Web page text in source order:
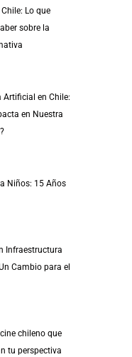
Lo que
sobre la
Artificial en Chile:
en Nuestra
Niños: 15 Años
Infraestructura
Cambio para el
chileno que
tu perspectiva